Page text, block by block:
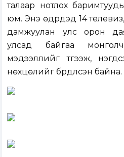
талаар нотлох
юм. Энэ өдрүүдэд 14
дамжуулан улс орон
улсад байгаа
мэдээллийг түгээж,
нөхцөлийг бүрдүүлсэн байна.